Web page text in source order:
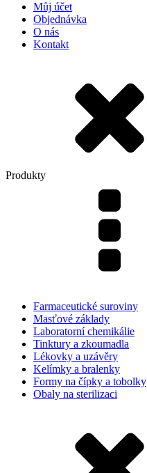
Můj účet
Objednávka
O nás
Kontakt
Produkty
Farmaceutické suroviny
Masťové základy
Laboratorní chemikálie
Tinktury a zkoumadla
Lékovky a uzávěry
Kelímky a bralenky
Formy na čípky a tobolky
Obaly na sterilizaci